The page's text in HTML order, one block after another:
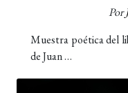
Por
Muestra poética del
de Juan …